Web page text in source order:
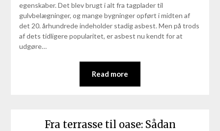
egenskaber. Det blev brugt i alt fra tagplader til
gulvbelægninger, og mange bygninger opført i midten af
det 20. århundrede indeholder stadig asbest. Men på trods
af dets tidligere popularitet, er asbest nu kendt for at
udgøre…
Read more
Fra terrasse til oase: Sådan